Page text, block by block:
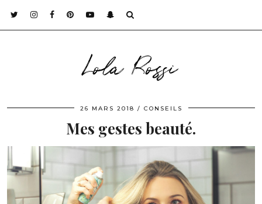
Lola Rossi
26 MARS 2018 CONSEILS
Mes gestes beauté.